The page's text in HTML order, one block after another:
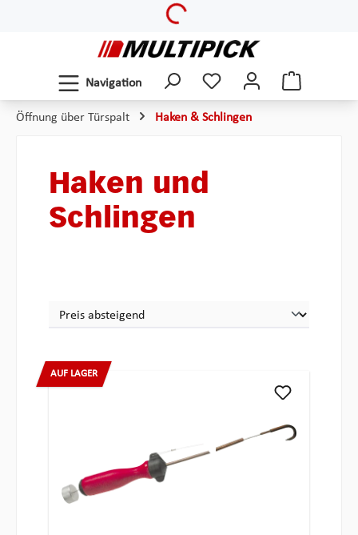
Navigation
Öffnung über Türspalt Haken & Schlingen
Haken und
Schlingen
AUF LAGER